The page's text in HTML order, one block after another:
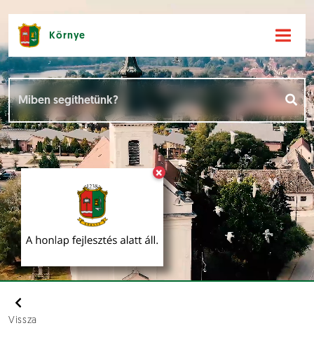
×
Környe
Vissza
Hírek [
Események []
Dokumentumok []
Aloldalak [ ]